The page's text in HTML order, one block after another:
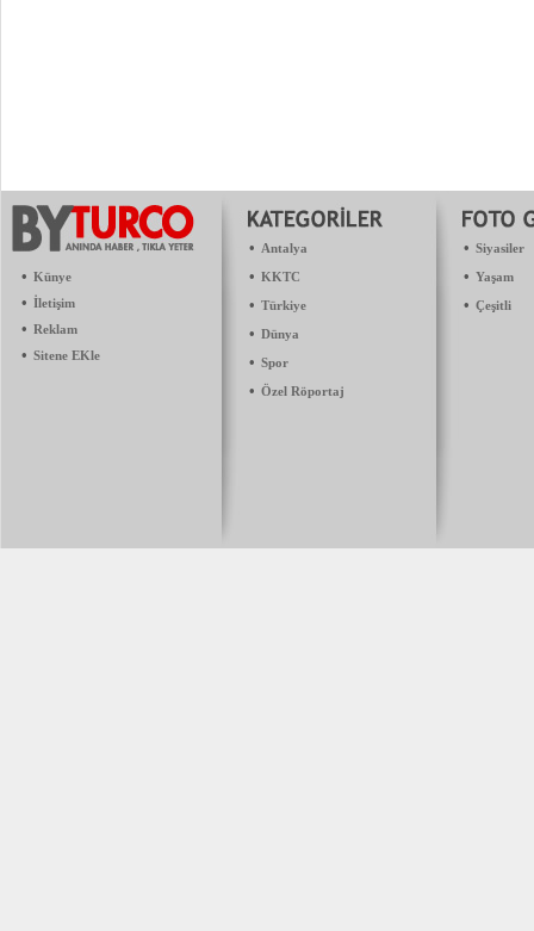
• Künye
• İletişim
• Reklam
• Sitene EKle
• Antalya
• KKTC
• Türkiye
• Dünya
• Spor
• Özel Röportaj
• Siyasiler
• Yaşam
• Çeşitli